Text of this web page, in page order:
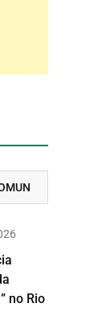
no Rio